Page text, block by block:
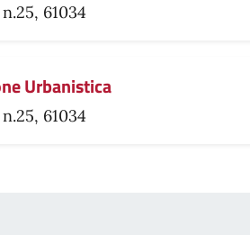
61034
Urbanistica
61034